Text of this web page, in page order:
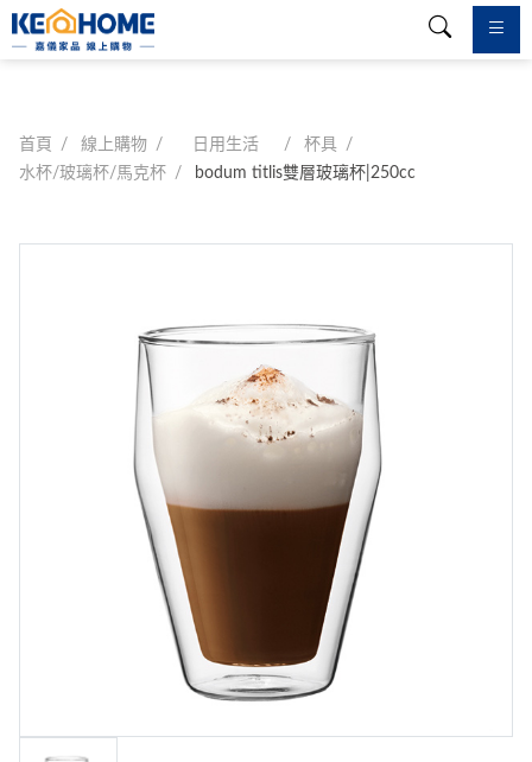
首頁 線上購物 日用生活
杯具
水杯/玻璃杯/馬克杯
bodum titlis雙層玻璃杯|250cc